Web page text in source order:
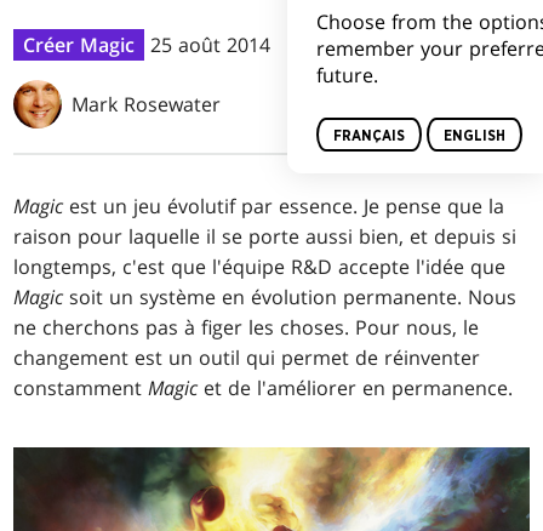
Créer Magic 25 août 2014
Mark Rosewater
Magic est un jeu évolutif par essence. Je pense que la
raison pour laquelle il se porte aussi bien, et depuis si
longtemps, c'est que l'équipe R&D accepte l'idée que
Magic soit un système en évolution permanente. Nous
ne cherchons pas à figer les choses. Pour nous, le
changement est un outil qui permet de réinventer
constammentMagic et de l'améliorer en permanence.
Choose from the
remember your
future.
FRANÇAIS ENGLISH